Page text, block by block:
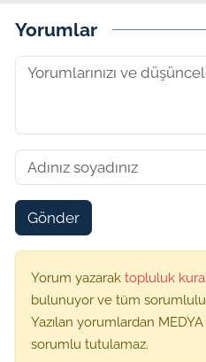
Yorumlar
Gönder
Yorum yazarak topluluk
bulunuyor ve tüm
Yazılan yorumlardan
sorumlu tutulamaz.